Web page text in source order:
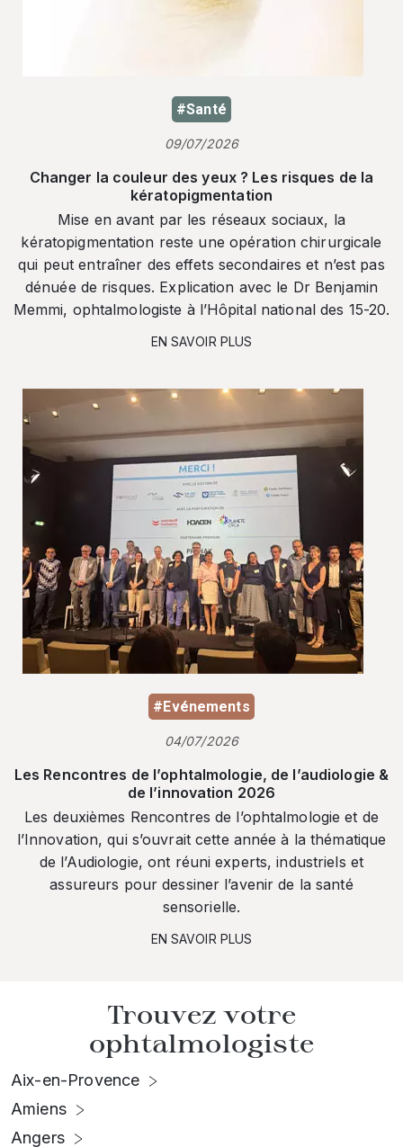
#Santé
09/07/2026
Changer la couleur des yeux ? Les risques de la
kératopigmentation
Mise en avant par les réseaux sociaux, la
kératopigmentation reste une opération chirurgicale
qui peut entraîner des effets secondaires et n’est pas
dénuée de risques. Explication avec le Dr Benjamin
Memmi, ophtalmologiste à l’Hôpital national des 15-20.
EN SAVOIR PLUS
#Evénements
04/07/2026
Les Rencontres de l’ophtalmologie, de l’audiologie &
de l’innovation 2026
Les deuxièmes Rencontres de l’ophtalmologie et de
l’Innovation, qui s’ouvrait cette année à la thématique
de l’Audiologie, ont réuni experts, industriels et
assureurs pour dessiner l’avenir de la santé
sensorielle.
EN SAVOIR PLUS
Trouvez votre
ophtalmologiste
Aix-en-Provence
Amiens
Angers